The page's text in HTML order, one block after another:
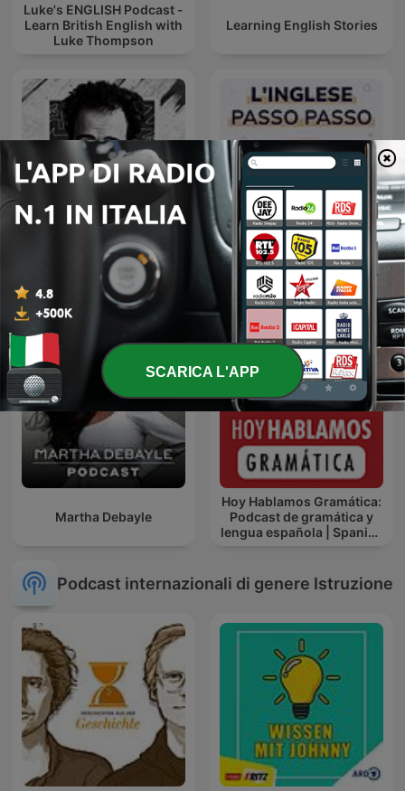
Luke's ENGLISH Podcast -
Learn British English with
Luke Thompson
Learning English Stories
El Daheeh - الدحيح L'Inglese Passo Passo
Martha Debayle
Hoy Hablamos Gramática:
Podcast de gramática y
lengua española | Spanish
Podcast internazionali di genere Istruzione
SCARICA L'APP